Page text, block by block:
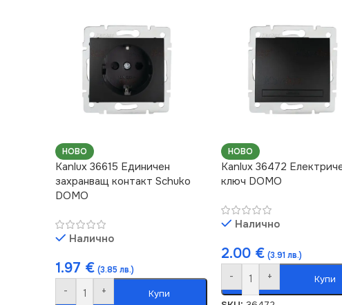
НОВО
Kanlux 36615 Единичен
захранващ контакт Schuko
DOMO
Налично
1.97 € (3.85 лв.)
- + Купи
НОВО
Kanlux 36472
ключ DOMO
Налично
2.00 € (3.91 лв.)
- + Купи